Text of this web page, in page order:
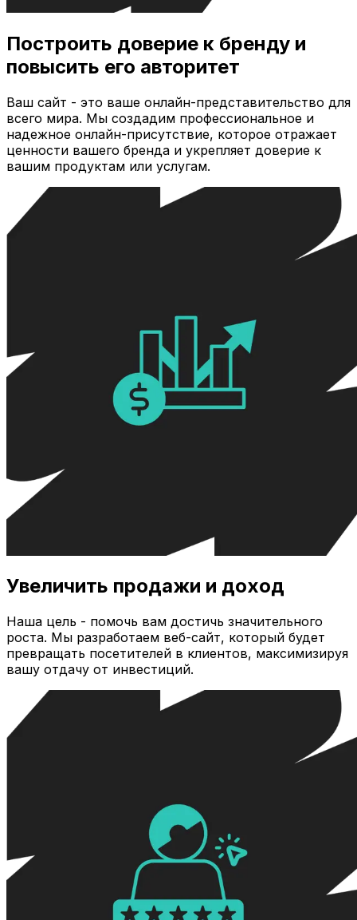
Построить доверие к бренду и
повысить его авторитет
Ваш сайт - это ваше онлайн-представительство для
всего мира. Мы создадим профессиональное и
надежное онлайн-присутствие, которое отражает
ценности вашего бренда и укрепляет доверие к
вашим продуктам или услугам.
Увеличить продажи и доход
Наша цель - помочь вам достичь значительного
роста. Мы разработаем веб-сайт, который будет
превращать посетителей в клиентов, максимизируя
вашу отдачу от инвестиций.